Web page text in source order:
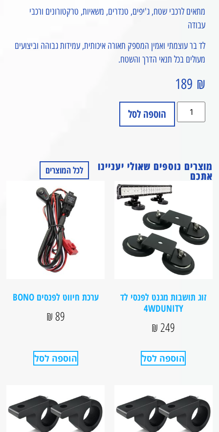
מתאים לרכבי שטח, ג'יפים, טנדרים, משאיות, טרקטורונים ורכבי
עבודה
לד בר עוצמתי ואמין המספק תאורה איכותית, עמידות גבוהה וביצועים
מעולים בכל תנאי הדרך והשטח.
189 ₪
הוספה לסל
מוצרים נוספים שאולי יעניינו
אתכם לכל המוצרים
זוג תושבות מגנט לפנסי לד
4WDUNITY
249
₪
הוספה לסל
ערכת חיווט לפנסים BONO
89
₪
הוספה לסל